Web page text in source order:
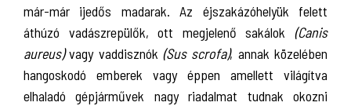
már-már ijedős madarak. Az éjszakázóhelyük felett
áthúzó vadászrepülők, ott megjelenő sakálok (Canis
aureus)vagy vaddisznók (Sus scrofa), annak közelében
hangoskodó emberek vagy éppen amellett világítva
elhaladó gépjárművek nagy riadalmat tudnak okozni